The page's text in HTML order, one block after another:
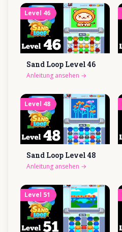
Level 46
Sand Loop Level 46
Anleitung ansehen →
Level 48
Sand Loop Level 48
Anleitung ansehen →
Level 51